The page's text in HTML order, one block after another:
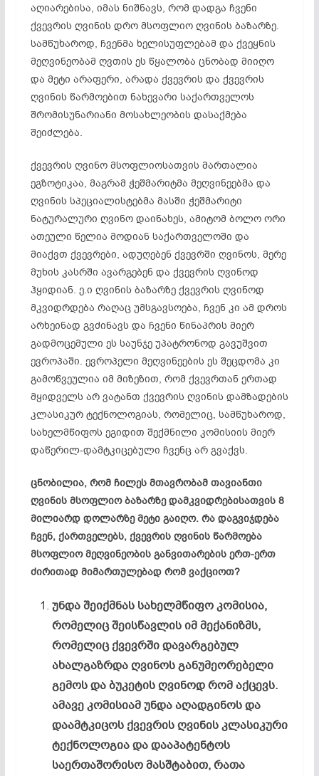
აღიარებისა, იმას ნიშნავს, რომ დადგა ჩვენი
ქვევრის ღვინის დრო მსოფლიო ღვინის ბაზარზე.
სამწუხაროდ, ჩვენმა ხელისუფლებამ და ქვეყნის
მეღვინეობამ ღვთის ეს წყალობა ცნობად მიიღო
და მეტი არაფერი, არადა ქვევრის და ქვევრის
ღვინის წარმოებით ნახევარი საქართველოს
შრომისუნარიანი მოსახლეობის დასაქმება
შეიძლება.
ქვევრის ღვინო მსოფლიოსათვის მართალია
ეგზოტიკაა, მაგრამ ჭეშმარიტმა მეღვინეებმა და
ღვინის სპეციალისტებმა მასში ჭეშმარიტი
ნატურალური ღვინო დაინახეს, ამიტომ ბოლო ორი
ათეული წელია მოდიან საქართველოში და
მიაქვთ ქვევრები, ადუღებენ ქვევრში ღვინოს, მერე
მუხის კასრში ავარგებენ და ქვევრის ღვინოდ
ჰყიდიან. ე.ი ღვინის ბაზარზე ქვევრის ღვინოდ
მკვიდრდება რაღაც უმსგავსოება, ჩვენ კი ამ დროს
არხეინად გვძინავს და ჩვენი წინაპრის მიერ
გადმოცემული ეს საუნჯე უპატრონოდ გავუშვით
ევროპაში. ევროპელი მეღვინეების ეს შეცდომა კი
გამოწვეულია იმ მიზეზით, რომ ქვევრთან ერთად
მყიდველს არ ვატანთ ქვევრის ღვინის დამზადების
კლასიკურ ტექნოლოგიას, რომელიც, სამწუხაროდ,
სახელმწიფოს ეგიდით შექმნილი კომისიის მიერ
დაწერილ-დამტკიცებული ჩვენც არ გვაქვს.
ცნობილია, რომ ჩილეს მთავრობამ თავიანთი
ღვინის მსოფლიო ბაზარზე დამკვიდრებისათვის 8
მილიარდ დოლარზე მეტი გაიღო. რა დაგვიჯდება
ჩვენ, ქართველებს, ქვევრის ღვინის წარმოება
მსოფლიო მეღვინეობის განვითარების ერთ-ერთ
ძირითად მიმართულებად რომ ვაქციოთ?
უნდა შეიქმნას სახელმწიფო კომისია,
რომელიც შეისწავლის იმ მექანიზმს,
რომელიც ქვევრში დავარგებულ
ახალგაზრდა ღვინოს განუმეორებელი
გემოს და ბუკეტის ღვინოდ რომ აქცევს.
ამავე კომისიამ უნდა აღადგინოს და
დაამტკიცოს ქვევრის ღვინის კლასიკური
ტექნოლოგია და დააპატენტოს
საერთაშორისო მასშტაბით, რათა